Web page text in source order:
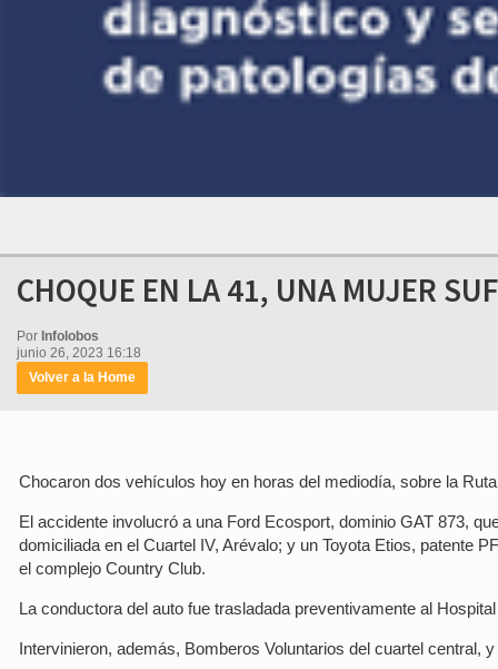
CHOQUE EN LA 41, UNA MUJER
Por Infolobos
junio 26, 2023 16:18
Volver a la Home
Chocaron dos vehículos hoy en horas del mediodía, sobre la
El accidente involucró a una Ford Ecosport, dominio GAT 873,
domiciliada en el Cuartel IV, Arévalo; y un Toyota Etios, patente
el complejo Country Club.
La conductora del auto fue trasladada preventivamente al
Intervinieron, además, Bomberos Voluntarios del cuartel central,